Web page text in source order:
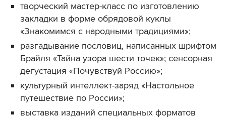
творческий мастер-класс по изготовлению
закладки в форме обрядовой куклы
«Знакомимся с народными традициями»;
разгадывание пословиц, написанных шрифтом
Брайля «Тайна узора шести точек»; сенсорная
дегустация «Почувствуй Россию»;
культурный интеллект-заряд «Настольное
путешествие по России»;
выставка изданий специальных форматов